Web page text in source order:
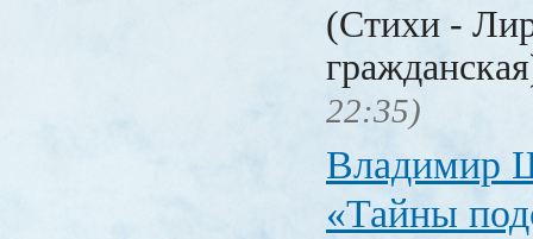
(Стихи -
22:35)
Владимир
«Тайны